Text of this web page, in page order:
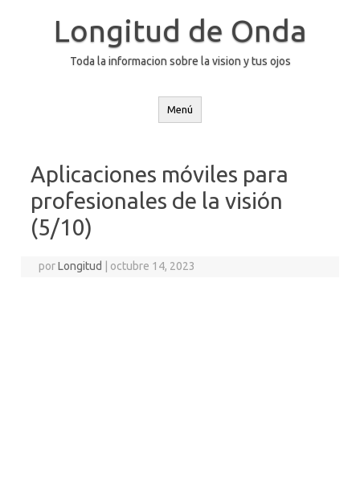
Longitud de Onda
Toda la informacion sobre la vision y tus ojos
Menú
Aplicaciones móviles para
profesionales de la visión
(5/10)
porLongitud octubre 14, 2023